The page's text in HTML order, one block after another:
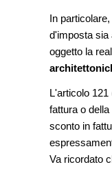
In
d'imposta sia
oggetto la
L'articolo
fattura o
sconto in
Va ricordato